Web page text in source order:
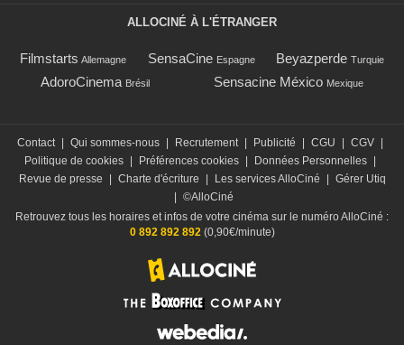
ALLOCINÉ À L'ÉTRANGER
Filmstarts Allemagne SensaCine Espagne Beyazperde Turquie
AdoroCinema Brésil Sensacine México Mexique
Contact | Qui sommes-nous | Recrutement | Publicité | CGU | CGV |
Politique de cookies | Préférences cookies | Données Personnelles |
Revue de presse
| Charte d'écriture | Les services AlloCiné | Gérer Utiq
| ©AlloCiné
Retrouvez tous les horaires et infos de votre cinéma sur le numéro AlloCiné :
0 892 892 892 (0,90€/minute)